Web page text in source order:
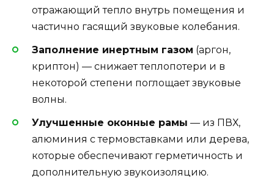
отражающий тепло внутрь помещения и
частично гасящий звуковые колебания.
Заполнение инертным газом (аргон,
криптон) — снижает теплопотери и в
некоторой степени поглощает звуковые
волны.
Улучшенные оконные рамы — из ПВХ,
алюминия с термовставками или дерева,
которые обеспечивают герметичность и
дополнительную звукоизоляцию.